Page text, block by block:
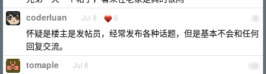
9
coderluan Jul 8 6
怀疑是楼主是发帖员，经常发布各种话题，但是基本不会和任何
回复交流。
10
tomaple Jul 8